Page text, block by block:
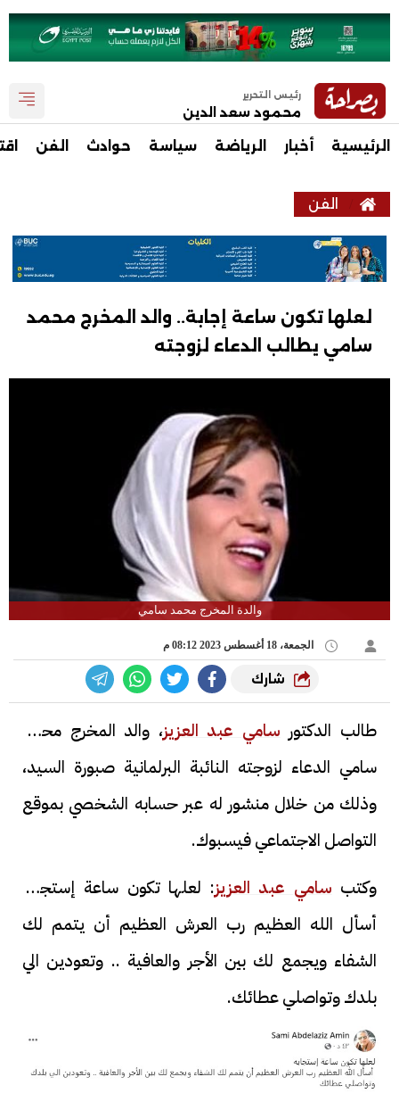
رئيس التحرير
محمود سعد الدين
الرئيسية أخبار الرياضة سياسة حوادث الفن
الفن
لعلها تكون ساعة إجابة.. والد المخرج محمد
سامي يطالب الدعاء لزوجته
والدة المخرج محمد سامي
الجمعة، 18 أغسطس 2023 08:12 م
شارك
طالب الدكتور سامي عبد العزيز، والد المخرج محمد
سامي الدعاء لزوجته النائبة البرلمانية صبورة السيد،
وذلك من خلال منشور له عبر حسابه الشخصي بموقع
التواصل الاجتماعي فيسبوك.
وكتب سامي عبد العزيز: لعلها تكون ساعة إستجابه
أسأل الله العظيم رب العرش العظيم أن يتمم لك
الشفاء ويجمع لك بين الأجر والعافية .. وتعودين الي
بلدك وتواصلي عطائك.